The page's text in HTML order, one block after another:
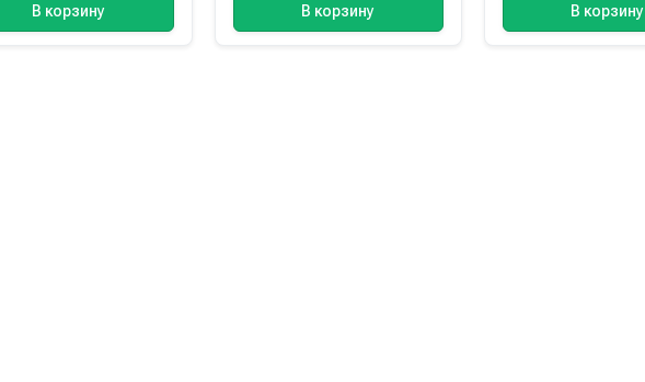
В корзину В корзину В корзину